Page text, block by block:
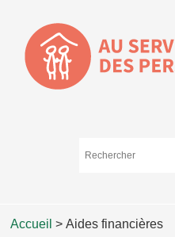
Accueil > Aides financières